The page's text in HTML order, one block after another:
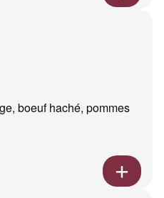
boeuf haché, pommes